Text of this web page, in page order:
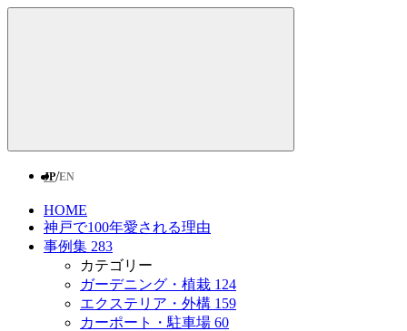
JP/EN
HOME
神戸で100年愛される理由
事例集 283
カテゴリー
ガーデニング・植栽 124
エクステリア・外構 159
カーポート・駐車場 60